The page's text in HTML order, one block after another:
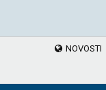
NOVOSTI